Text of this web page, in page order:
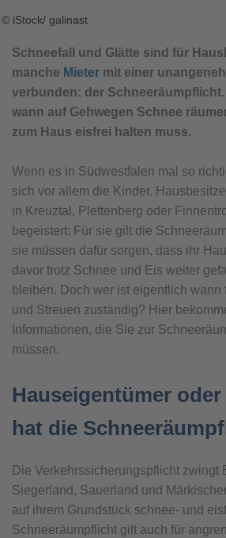
© iStock/ galinast
Schneefall und Glätte sind für
manche Mieter mit einer
verbunden: der Schneeräumpflicht.
wann auf Gehwegen Schnee
zum Haus eisfrei halten muss.
Wenn es in Südwestfalen mal so
sich vor allem die Kinder.
in Kreuztal, Plettenberg oder
begeistert: Für sie gilt die
sie müssen dafür sorgen, dass ihr
davor trotz Schnee und Eis weiter
bleiben. Doch wer ist eigentlich wann
und Streuen zuständig? Hier
Informationen, die Sie zur
müssen.
Hauseigentümer
hat die
Die Verkehrssicherungspflicht zwingt
Siegerland, Sauerland und
auf ihrem Grundstück schnee- und
Schneeräumpflicht gilt auch für